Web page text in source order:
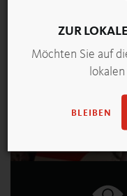
ZUR
Möchten Sie auf
BLEIBEN